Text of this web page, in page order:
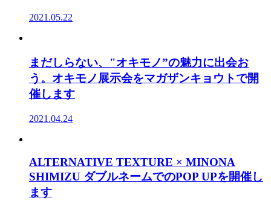
2021.05.22
まだしらない、"オキモノ”の魅力に出会お
う。オキモノ展示会をマガザンキョウトで開
催します
2021.04.24
ALTERNATIVE TEXTURE × MINONA
SHIMIZU ダブルネームでのPOP UPを開催し
ます